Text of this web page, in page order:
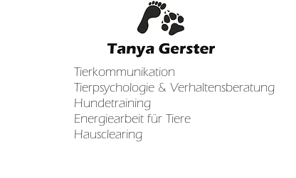
Tierkommunikation
Tierpsychologie & Verhaltensberatung
Hundetraining
Energiearbeit für Tiere
Hausclearing